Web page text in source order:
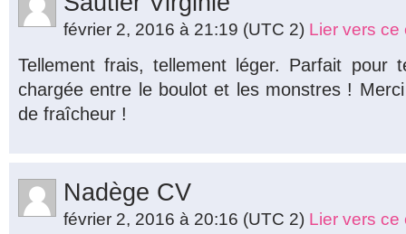
février 2, 2016 à 21:19 (UTC 2) Lier vers ce
Tellement frais, tellement léger. Parfait pour
chargée entre le boulot et les monstres !
de fraîcheur !
Nadège CV
février 2, 2016 à 20:16 (UTC 2) Lier vers ce